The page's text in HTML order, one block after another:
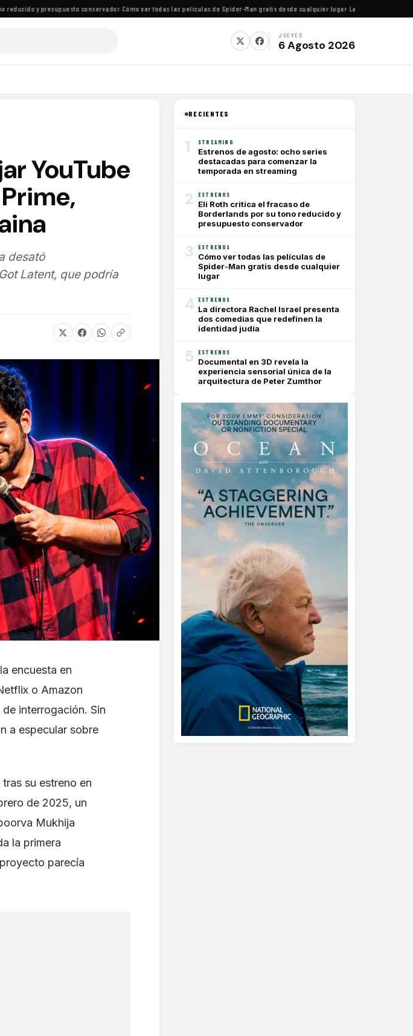
y presupuesto conservador·Cómo ver todas las películas de Spider-Man gratis desde cualquier lugar·La directora Rachel
JUEVES
6 Agosto 2026
YouTube
desató
Latent, que podría
encuesta en
o Amazon
interrogación. Sin
a especular sobre
su estreno en
de 2025, un
Mukhija
la primera
parecía
RECIENTES
1 STREAMING
Estrenos de agosto: ocho series
destacadas para comenzar la
temporada en streaming
2 ESTRENOS
Eli Roth critica el fracaso de
Borderlands por su tono reducido y
presupuesto conservador
3 ESTRENOS
Cómo ver todas las películas de
Spider-Man gratis desde cualquier
lugar
4 ESTRENOS
La directora Rachel Israel presenta
dos comedias que redefinen la
identidad judía
5 ESTRENOS
Documental en 3D revela la
experiencia sensorial única de la
arquitectura de Peter Zumthor